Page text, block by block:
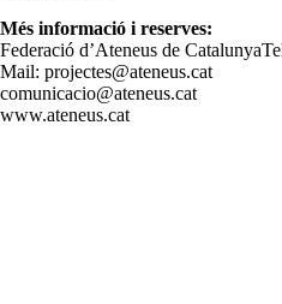
Més informació i reserves:
Federació d’Ateneus de
Mail: projectes@ateneus.cat
comunicacio@ateneus.cat
www.ateneus.cat